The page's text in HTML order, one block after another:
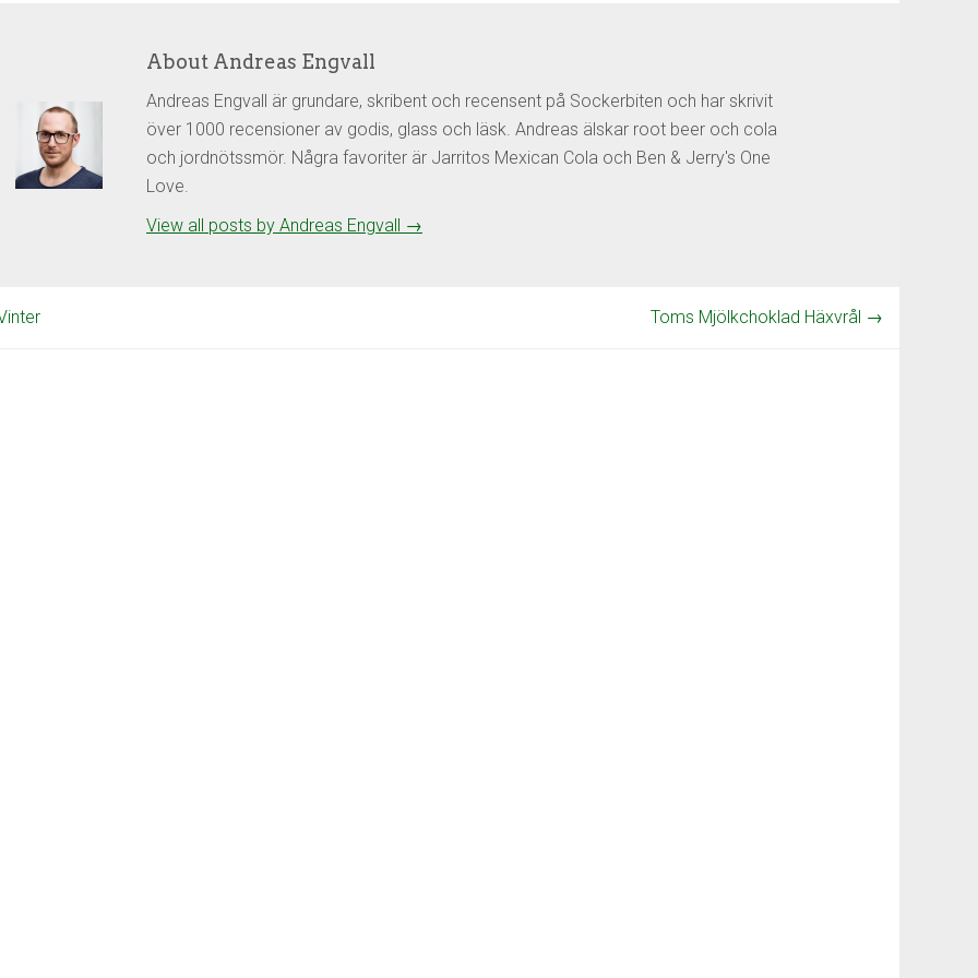
About Andreas Engvall
Andreas Engvall är grundare, skribent och recensent på Sockerbiten och har skrivit
över 1000 recensioner av godis, glass och läsk. Andreas älskar root beer och cola
och jordnötssmör. Några favoriter är Jarritos Mexican Cola och Ben & Jerry's One
Love.
View all posts by Andreas Engvall →
Toms Mjölkchoklad Häxvrål →